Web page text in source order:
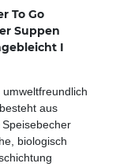
To Go
Suppen
I
aus
biologisch